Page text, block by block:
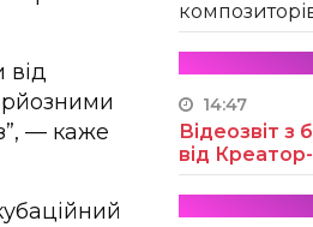
від
— каже
14:47
Відеозвіт з
від